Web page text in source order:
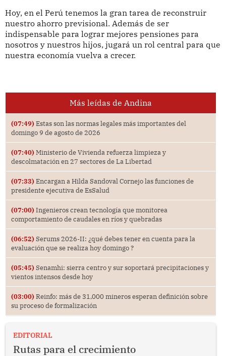
Hoy, en el Perú tenemos la gran tarea de reconstruir
nuestro ahorro previsional. Además de ser
indispensable para lograr mejores pensiones para
nosotros y nuestros hijos, jugará un rol central para que
nuestra economía vuelva a crecer.
Más leídas de Andina
(07:49) Estas son las normas legales más importantes del
domingo 9 de agosto de 2026
(07:40) Ministerio de Vivienda refuerza limpieza y
descolmatación en 27 sectores de La Libertad
(07:33) Encargan a Hilda Sandoval Cornejo las funciones de
presidente ejecutiva de EsSalud
(07:00) Ingenieros crean tecnología que monitorea
comportamiento de caudales en ríos y quebradas
(06:52) Serums 2026-II: ¿qué debes tener en cuenta para la
evaluación que se realiza hoy domingo ?
(05:45) Senamhi: sierra centro y sur soportará precipitaciones y
vientos intensos desde hoy
(03:00) Reinfo: más de 31,000 mineros esperan definición sobre
su proceso de formalización
EDITORIAL
Rutas para el crecimiento